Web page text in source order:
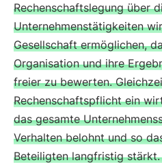
Rechenschaftslegung über
Unternehmenstätigkeiten
Gesellschaft ermöglichen,
Organisation und ihre
freier zu bewerten.
Rechenschaftspflicht ein
das gesamte
Verhalten belohnt und so
Beteiligten langfristig